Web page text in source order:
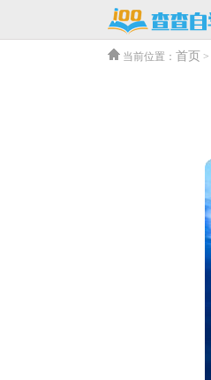
当前位置： 首页 >